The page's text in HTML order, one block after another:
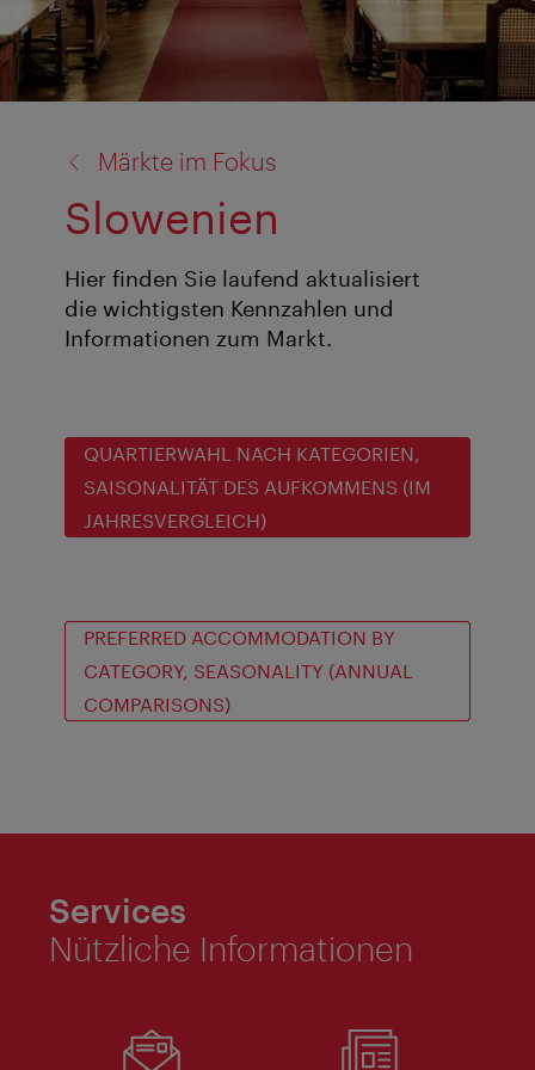
Märkte im Fokus
Slowenien
Hier finden Sie laufend aktualisiert
die wichtigsten Kennzahlen und
Informationen zum Markt.
QUARTIERWAHL NACH KATEGORIEN,
SAISONALITÄT DES AUFKOMMENS (IM
JAHRESVERGLEICH)
PREFERRED ACCOMMODATION BY
CATEGORY, SEASONALITY (ANNUAL
COMPARISONS)
Services
Nützliche Informationen